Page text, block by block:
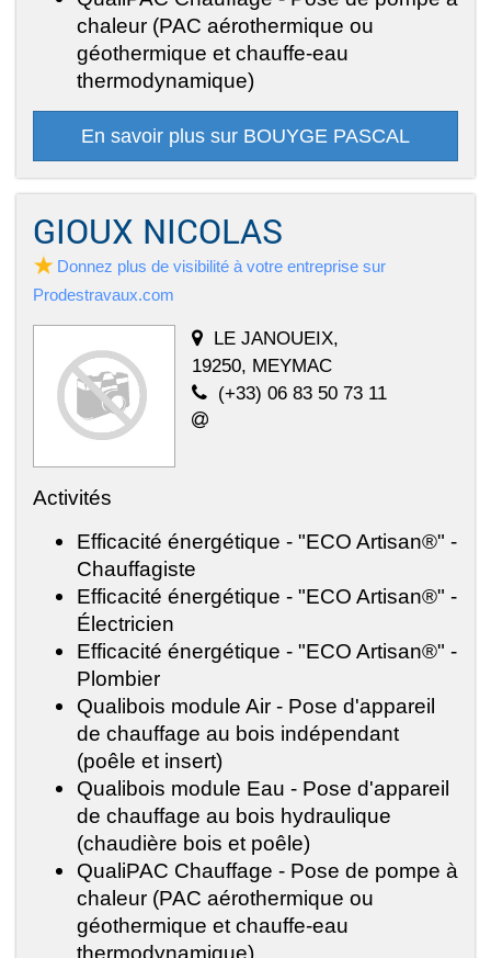
chaleur (PAC aérothermique ou
géothermique et chauffe-eau
thermodynamique)
En savoir plus sur BOUYGE PASCAL
GIOUX NICOLAS
Donnez plus de visibilité à votre entreprise sur
Prodestravaux.com
LE JANOUEIX,
19250, MEYMAC
(+33) 06 83 50 73 11
Activités
Efficacité énergétique - "ECO Artisan®" -
Chauffagiste
Efficacité énergétique - "ECO Artisan®" -
Électricien
Efficacité énergétique - "ECO Artisan®" -
Plombier
Qualibois module Air - Pose d'appareil
de chauffage au bois indépendant
(poêle et insert)
Qualibois module Eau - Pose d'appareil
de chauffage au bois hydraulique
(chaudière bois et poêle)
QualiPAC Chauffage - Pose de pompe à
chaleur (PAC aérothermique ou
géothermique et chauffe-eau
thermodynamique)